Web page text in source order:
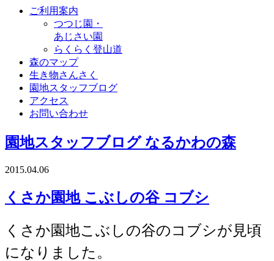
ご利用案内
つつじ園・
あじさい園
らくらく登山道
森のマップ
生き物さんさく
園地スタッフブログ
アクセス
お問い合わせ
園地スタッフブログ なるかわの森
2015.04.06
くさか園地 こぶしの谷 コブシ
くさか園地こぶしの谷のコブシが見頃
になりました。